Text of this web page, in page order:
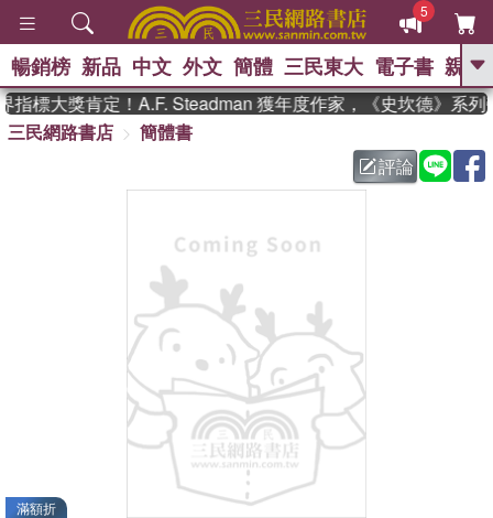
5
GO
父親節 、 花開錦
方念華 、 台灣的
群喵 、 臺灣漫遊錄
暢銷榜 新品 中文 外文 簡體 三民東大 電子書 親子
標大獎肯定！A.F. Steadman 獲年度作家，《史坎德》系列
三民網路書店
簡體書
評論
滿額折